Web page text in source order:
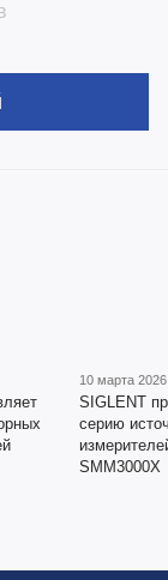
10 марта 2026
SIGLENT
серию
SMM3000X